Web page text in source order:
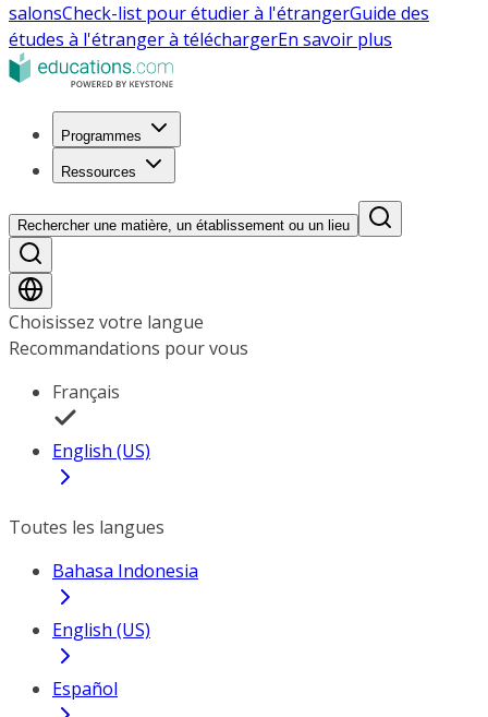
salonsCheck-list pour étudier à l'étrangerGuide des
études à l'étranger à téléchargerEn savoir plus
Programmes
Ressources
Rechercher une matière, un établissement ou un lieu
Choisissez votre langue
Recommandations pour vous
Français
English (US)
Toutes les langues
Bahasa Indonesia
English (US)
Español